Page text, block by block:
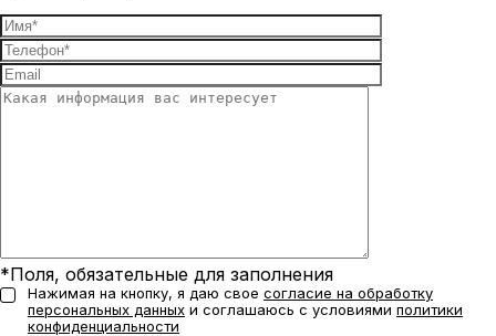
*Поля, обязательные для заполнения
Нажимая на кнопку, я даю свое согласие на обработку
персональных данных и соглашаюсь с условиями политики
конфиденциальности